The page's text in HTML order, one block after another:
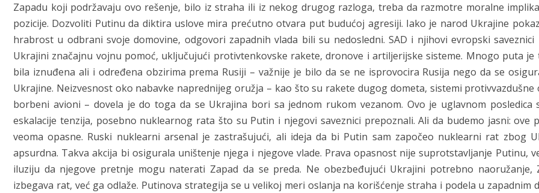
Zapadu koji podržavaju ovo rešenje, bilo iz straha ili iz nekog drugog razloga, treba da razmotre moralne
pozicije. Dozvoliti Putinu da diktira uslove mira prećutno otvara put budućoj agresiji. Iako je narod Ukrajine
hrabrost u odbrani svoje domovine, odgovori zapadnih vlada bili su nedosledni. SAD i njihovi evropski saveznici
Ukrajini značajnu vojnu pomoć, uključujući protivtenkovske rakete, dronove i artiljerijske sisteme. Mnogo puta je
bila iznuđena ali i određena obzirima prema Rusiji – važnije je bilo da se ne isprovocira Rusija nego da se
Ukrajine. Neizvesnost oko nabavke naprednijeg oružja – kao što su rakete dugog dometa, sistemi protivvazdušne
borbeni avioni – dovela je do toga da se Ukrajina bori sa jednom rukom vezanom. Ovo je uglavnom posledica
eskalacije tenzija, posebno nuklearnog rata što su Putin i njegovi saveznici prepoznali. Ali da budemo jasni: ove
veoma opasne. Ruski nuklearni arsenal je zastrašujući, ali ideja da bi Putin sam započeo nuklearni rat zbog
apsurdna. Takva akcija bi osigurala uništenje njega i njegove vlade. Prava opasnost nije suprotstavljanje Putinu,
iluziju da njegove pretnje mogu naterati Zapad da se preda. Ne obezbeđujući Ukrajini potrebno naoružanje,
izbegava rat, već ga odlaže. Putinova strategija se u velikoj meri oslanja na korišćenje straha i podela u zapadnim